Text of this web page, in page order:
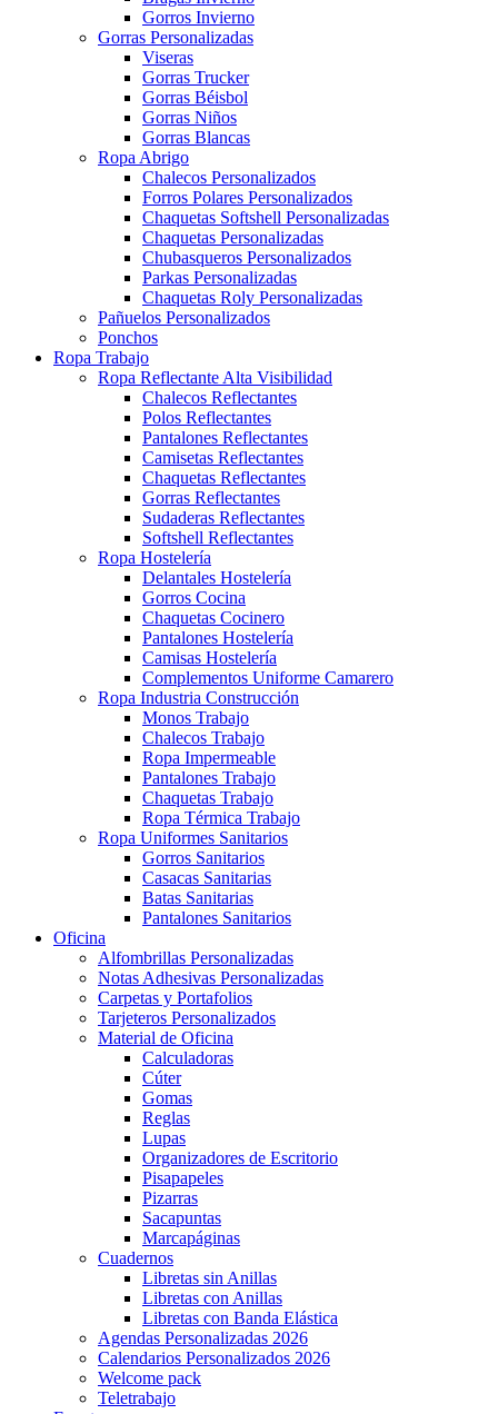
Gorros Invierno
Gorras Personalizadas
Viseras
Gorras Trucker
Gorras Béisbol
Gorras Niños
Gorras Blancas
Ropa Abrigo
Chalecos Personalizados
Forros Polares Personalizados
Chaquetas Softshell Personalizadas
Chaquetas Personalizadas
Chubasqueros Personalizados
Parkas Personalizadas
Chaquetas Roly Personalizadas
Pañuelos Personalizados
Ponchos
Ropa Trabajo
Ropa Reflectante Alta Visibilidad
Chalecos Reflectantes
Polos Reflectantes
Pantalones Reflectantes
Camisetas Reflectantes
Chaquetas Reflectantes
Gorras Reflectantes
Sudaderas Reflectantes
Softshell Reflectantes
Ropa Hostelería
Delantales Hostelería
Gorros Cocina
Chaquetas Cocinero
Pantalones Hostelería
Camisas Hostelería
Complementos Uniforme Camarero
Ropa Industria Construcción
Monos Trabajo
Chalecos Trabajo
Ropa Impermeable
Pantalones Trabajo
Chaquetas Trabajo
Ropa Térmica Trabajo
Ropa Uniformes Sanitarios
Gorros Sanitarios
Casacas Sanitarias
Batas Sanitarias
Pantalones Sanitarios
Oficina
Alfombrillas Personalizadas
Notas Adhesivas Personalizadas
Carpetas y Portafolios
Tarjeteros Personalizados
Material de Oficina
Calculadoras
Cúter
Gomas
Reglas
Lupas
Organizadores de Escritorio
Pisapapeles
Pizarras
Sacapuntas
Marcapáginas
Cuadernos
Libretas sin Anillas
Libretas con Anillas
Libretas con Banda Elástica
Agendas Personalizadas 2026
Calendarios Personalizados 2026
Welcome pack
Teletrabajo